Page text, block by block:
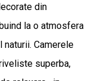
din
la o atmosfera
naturii. Camerele
superba,